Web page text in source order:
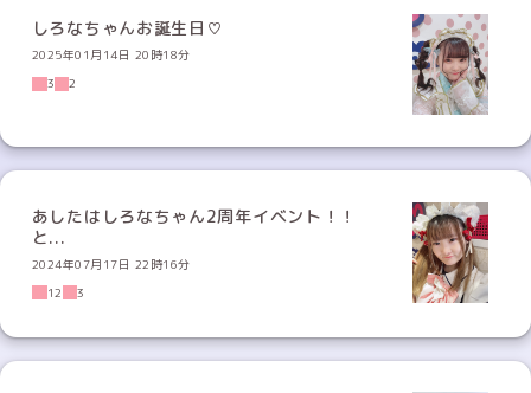
しろなちゃんお誕生日♡
2025年01月14日 20時18分
3
2
あしたはしろなちゃん2周年イベント！！
と...
2024年07月17日 22時16分
12
3